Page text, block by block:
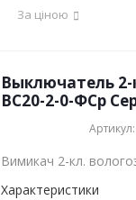
За ціною
Выключатель
ВС20-2-0-ФСр
Вимикач 2-кл.
Характеристики